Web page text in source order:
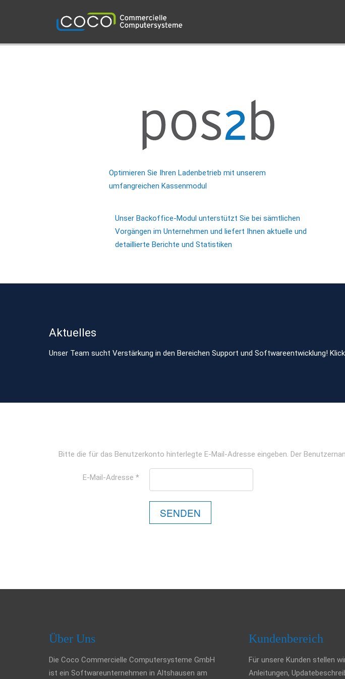
Optimieren Sie Ihren Ladenbetrieb mit unserem
umfangreichen Kassenmodul
Unser Backoffice-Modul unterstützt Sie bei sämtlichen
Vorgängen im Unternehmen und liefert Ihnen aktuelle und
detaillierte Berichte und Statistiken
Aktuelles
Unser Team sucht Verstärkung in den Bereichen Support und Softwareentwicklung!
Bitte die für das Benutzerkonto hinterlegte E-Mail-Adresse eingeben. Der
E-Mail-Adresse *
SENDEN
Über Uns
Die Coco Commercielle Computersysteme GmbH
ist ein Softwareunternehmen in Altshausen am
Kundenbereich
Für unsere Kunden stellen
Anleitungen,